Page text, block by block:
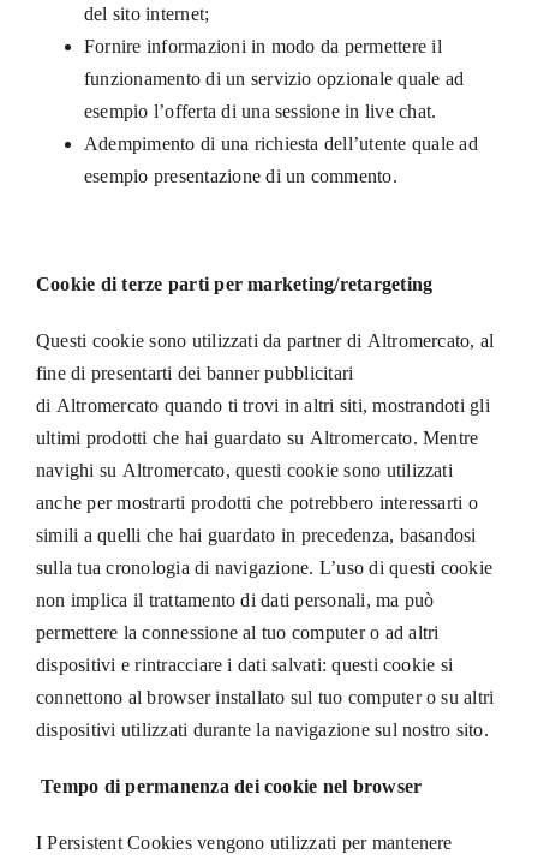
del sito internet;
Fornire informazioni in modo da permettere il
funzionamento di un servizio opzionale quale ad
esempio l’offerta di una sessione in live chat.
Adempimento di una richiesta dell’utente quale ad
esempio presentazione di un commento.
Cookie di terze parti per marketing/retargeting
Questi cookie sono utilizzati da partner di Altromercato, al
fine di presentarti dei banner pubblicitari
di Altromercato quando ti trovi in altri siti, mostrandoti gli
ultimi prodotti che hai guardato su Altromercato. Mentre
navighi su Altromercato, questi cookie sono utilizzati
anche per mostrarti prodotti che potrebbero interessarti o
simili a quelli che hai guardato in precedenza, basandosi
sulla tua cronologia di navigazione. L’uso di questi cookie
non implica il trattamento di dati personali, ma può
permettere la connessione al tuo computer o ad altri
dispositivi e rintracciare i dati salvati: questi cookie si
connettono al browser installato sul tuo computer o su altri
dispositivi utilizzati durante la navigazione sul nostro sito.
Tempo di permanenza dei cookie nel browser
I Persistent Cookies vengono utilizzati per mantenere